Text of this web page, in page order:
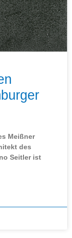
Meißner
des
Seitler ist